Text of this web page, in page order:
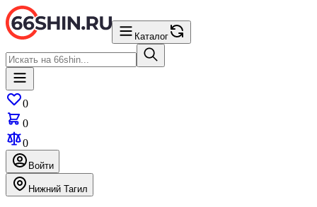
Каталог
0
0
0
Войти
Нижний Тагил